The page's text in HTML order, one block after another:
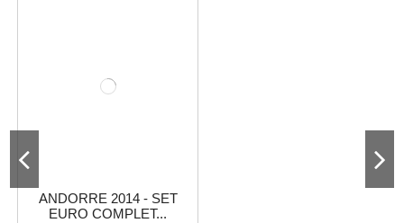
ANDORRE 2014 - SET
EURO COMPLET...